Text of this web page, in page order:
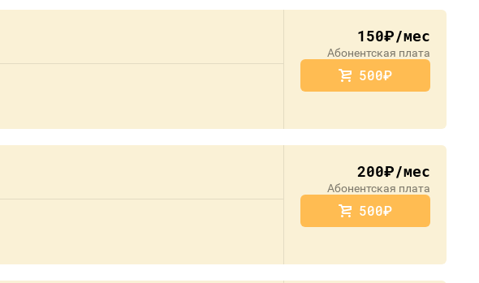
150руб./мес
Абонентская плата
500руб.
200руб./мес
Абонентская плата
500руб.